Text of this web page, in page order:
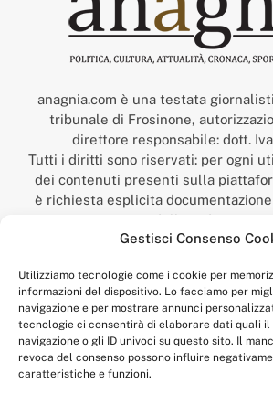
Gestisci Consenso
Utilizziamo tecnologie come i cookie per
informazioni del dispositivo. Lo facciamo per
navigazione e per mostrare annunci
tecnologie ci consentirà di elaborare dati quali il
navigazione o gli ID univoci su questo sito. Il
revoca del consenso possono influire
caratteristiche e funzioni.
anagnia.com è una testata
tribunale di Frosinone,
direttore responsabile: dott.
Tutti i diritti sono riservati: per ogni
dei contenuti presenti sulla
è richiesta esplicita
della redazione.
“Anagnia” è un marchio registrato
Economico,
num. registrazione: 302017000014044
Per contatti: